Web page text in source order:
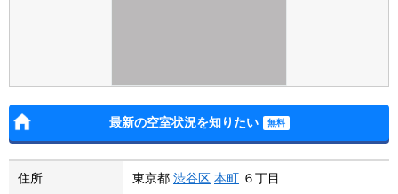
最新の空室状況を知りたい
住所 東京都 渋谷区 本町 ６丁目